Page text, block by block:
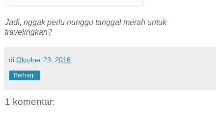
Jadi, nggak perlu nunggu tanggal merah untuk
travelingkan?
di Oktober 23, 2016
Berbagi
1 komentar: